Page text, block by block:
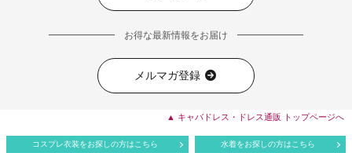
お得な最新情報をお届け
メルマガ登録
▲ キャバドレス・ドレス通販 トップページへ
コスプレ衣装をお探しの方はこちら 水着をお探しの方はこちら